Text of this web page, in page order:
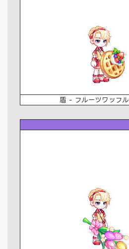
盾 - フルーツワッフル